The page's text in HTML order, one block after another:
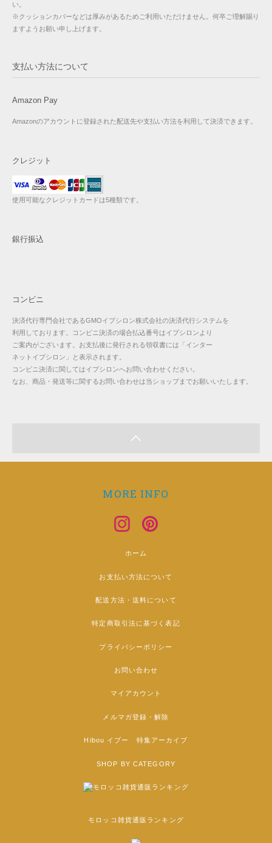
い。
※クッションカバーなどは厚みがあるためご利用いただけません。何卒ご理解賜り
ますようお願い申し上げます。
支払い方法について
Amazon Pay
Amazonのアカウントに登録された配送先や支払い方法を利用して決済できます。
クレジット
使用可能なクレジットカードは5種類です。
銀行振込
コンビニ
決済代行専門会社であるGMOイプシロン株式会社の決済代行システムを
利用しております。コンビニ決済の場合払込番号はイプシロンより
ご案内がございます。お支払後に発行される領収書には「インター
ネットイプシロン」と表示されます。
コンビニ決済に関してはイプシロンへお問い合わせください。
なお、商品・発送等に関するお問い合わせは当ショップまでお願いいたします。
MORE INFO
ホーム
お支払い方法について
配送方法・送料について
特定商取引法に基づく表記
プライバシーポリシー
お問い合わせ
マイアカウント
メルマガ登録・解除
Hibou イブー 特集アーカイブ
SHOP BY CATEGORY
モロッコ雑貨通販ランキング